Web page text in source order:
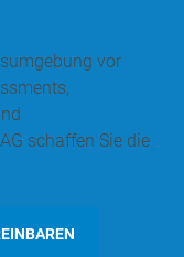
vor
schaffen Sie die